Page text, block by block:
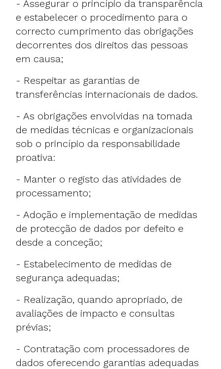
- Assegurar o princípio da transparência
e estabelecer o procedimento para o
correcto cumprimento das obrigações
decorrentes dos direitos das pessoas
em causa;
- Respeitar as garantias de
transferências internacionais de dados.
- As obrigações envolvidas na tomada
de medidas técnicas e organizacionais
sob o princípio da responsabilidade
proativa:
- Manter o registo das atividades de
processamento;
- Adoção e implementação de medidas
de protecção de dados por defeito e
desde a conceção;
- Estabelecimento de medidas de
segurança adequadas;
- Realização, quando apropriado, de
avaliações de impacto e consultas
prévias;
- Contratação com processadores de
dados oferecendo garantias adequadas